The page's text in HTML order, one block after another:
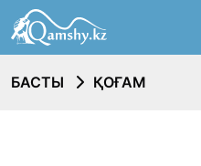
БАСТЫ ҚОҒАМ